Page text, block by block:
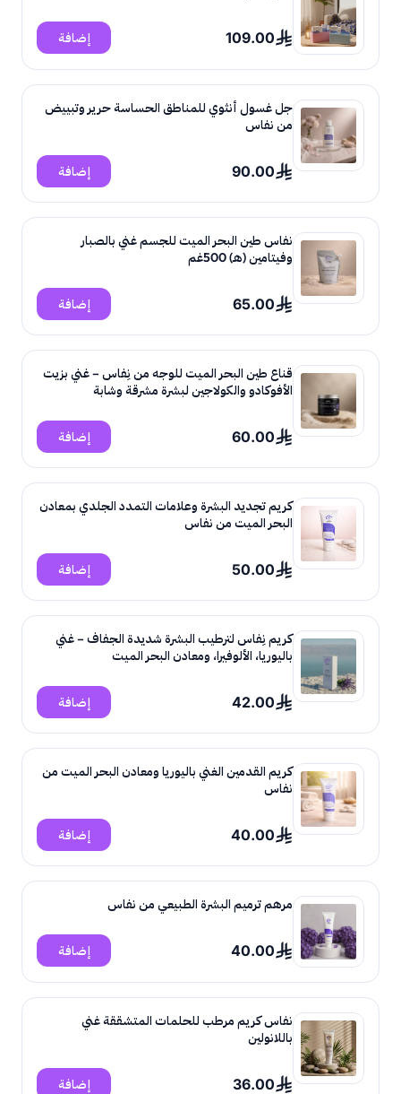
109.00 إضافة
جل غسول أنثوي للمناطق الحساسة حرير وتبييض
من نفاس
90.00 إضافة
نفاس طين البحر الميت للجسم غني بالصبار
وفيتامين (هـ) 500غم
65.00 إضافة
قناع طين البحر الميت للوجه من نِفاس – غني بزيت
الأفوكادو والكولاجين لبشرة مشرقة وشابة
60.00 إضافة
كريم تجديد البشرة وعلامات التمدد الجلدي بمعادن
البحر الميت من نفاس
50.00 إضافة
كريم نِفاس لترطيب البشرة شديدة الجفاف – غني
باليوريا، الألوفيرا، ومعادن البحر الميت
42.00 إضافة
كريم القدمين الغني باليوريا ومعادن البحر الميت من
نفاس
40.00 إضافة
مرهم ترميم البشرة الطبيعي من نفاس
40.00 إضافة
نفاس كريم مرطب للحلمات المتشققة غني
باللانولين
36.00 إضافة